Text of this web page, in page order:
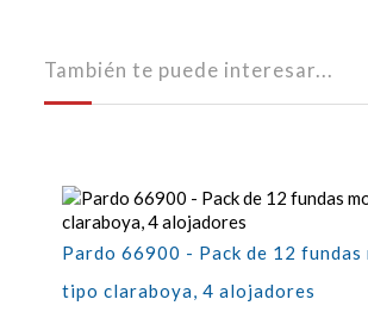
También te puede interesar...
Pardo 66900 - Pack de 12 fundas
tipo claraboya, 4 alojadores